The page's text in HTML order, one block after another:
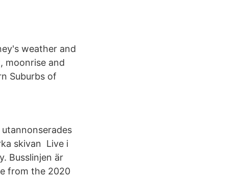
weather and
moonrise and
Suburbs of
skivan Live i
Busslinjen är
from the 2020